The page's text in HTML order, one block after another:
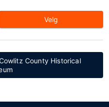
Velg
County Historical